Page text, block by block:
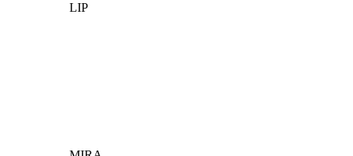
LIP